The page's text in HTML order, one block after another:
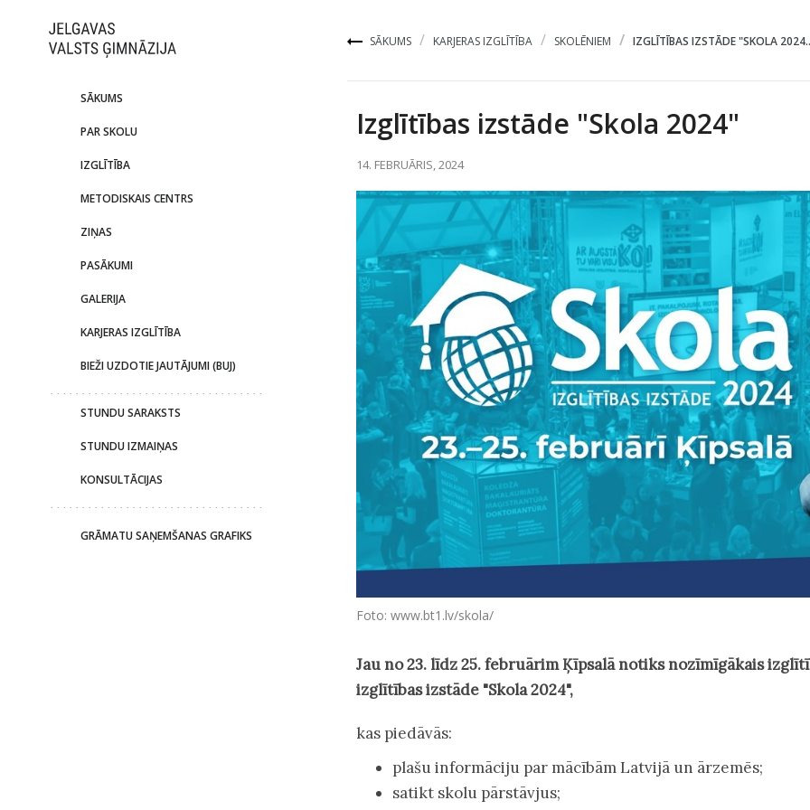
SĀKUMS KARJERAS IZGLĪTĪBA SKOLĒNIEM IZGLĪTĪBAS IZSTĀDE "SKOLA
SĀKUMS
PAR SKOLU
IZGLĪTĪBA
METODISKAIS CENTRS
ZIŅAS
PASĀKUMI
GALERIJA
KARJERAS IZGLĪTĪBA
BIEŽI UZDOTIE JAUTĀJUMI (BUJ)
STUNDU SARAKSTS
STUNDU IZMAIŅAS
KONSULTĀCIJAS
GRĀMATU SAŅEMŠANAS GRAFIKS
Izglītības izstāde "Skola 2024"
14. FEBRUĀRIS, 2024
Foto: www.bt1.lv/skola/
Jau no 23. līdz 25. februārim Ķīpsalā notiks nozīmīgākais
izglītības izstāde "Skola 2024",
kas piedāvās:
plašu informāciju par mācībām Latvijā un ārzemēs;
satikt skolu pārstāvjus;